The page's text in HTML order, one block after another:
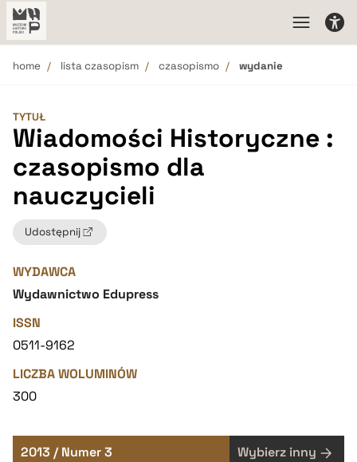
home lista czasopism czasopismo wydanie
TYTUŁ
Wiadomości Historyczne :
czasopismo dla
nauczycieli
Udostępnij
WYDAWCA
Wydawnictwo Edupress
ISSN
0511-9162
LICZBA WOLUMINÓW
300
2013 / Numer 3 Wybierz inny